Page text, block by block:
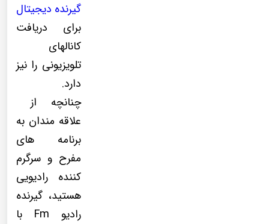
گیرنده دیجیتال
برای دریافت
کانالهای
تلویزیونی را نیز
دارد.
چنانچه از
علاقه مندان به
برنامه های
مفرح و سرگرم
کننده رادیویی
هستید، گیرنده
رادیو Fm با